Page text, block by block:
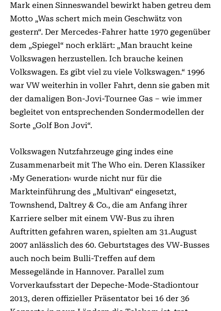
Mark einen Sinneswandel bewirkt haben getreu dem
Motto „Was schert mich mein Geschwätz von
gestern“. Der Mercedes-Fahrer hatte 1970 gegenüber
dem „Spiegel“ noch erklärt: „Man braucht keine
Volkswagen herzustellen. Ich brauche keinen
Volkswagen. Es gibt viel zu viele Volkswagen.“ 1996
war VW weiterhin in voller Fahrt, denn sie gaben mit
der damaligen Bon-Jovi-Tournee Gas – wie immer
begleitet von entsprechenden Sondermodellen der
Sorte „Golf Bon Jovi“.
Volkswagen Nutzfahrzeuge ging indes eine
Zusammenarbeit mit The Who ein. Deren Klassiker
›My Generation‹ wurde nicht nur für die
Markteinführung des „Multivan“ eingesetzt,
Townshend, Daltrey & Co., die am Anfang ihrer
Karriere selber mit einem VW-Bus zu ihren
Auftritten gefahren waren, spielten am 31.August
2007 anlässlich des 60. Geburtstages des VW-Busses
auch noch beim Bulli-Treffen auf dem
Messegelände in Hannover. Parallel zum
Vorverkaufsstart der Depeche-Mode-Stadiontour
2013, deren offizieller Präsentator bei 16 der 36